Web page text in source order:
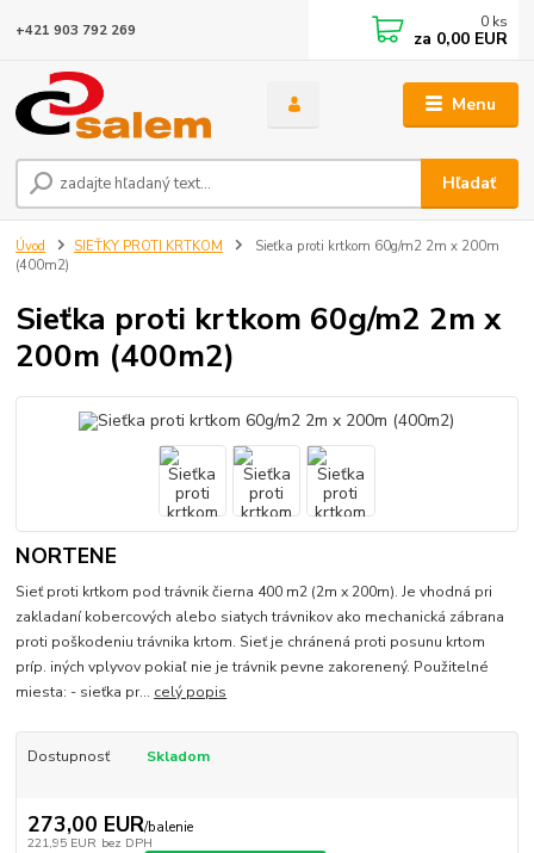
Menu
Hľadať
+421 903 792 269 0 ks
za 0,00 EUR
Úvod SIEŤKY PROTI KRTKOM
Sieťka proti krtkom 60g/m2 2m x 200m
(400m2)
Sieťka proti krtkom 60g/m2 2m x
200m (400m2)
NORTENE
Sieť proti krtkom pod trávnik čierna 400 m2 (2m x 200m). Je vhodná pri
zakladaní kobercových alebo siatych trávnikov ako mechanická zábrana
proti poškodeniu trávnika krtom. Sieť je chránená proti posunu krtom
príp. iných vplyvov pokiaľ nie je trávnik pevne zakorenený. Použitelné
miesta: - sieťka pr... celý popis
Dostupnosť Skladom
273,00 EUR/balenie
221,95 EUR bez DPH